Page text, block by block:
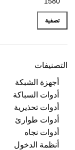
تصفية
التصنيفات
أجهزة الشبكة
أدوات السباكة
أدوات تحذيرية
أدوات طوارئ
أدوات نجاه
أنظمة الدخول